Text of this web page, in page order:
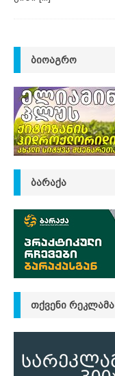
ᲑᲘᲝᲐᲒᲠᲝ
ᲑᲐᲠᲐᲥᲐ
ᲗᲥᲕᲔᲜᲘ ᲠᲔᲙᲚᲐᲛᲐ